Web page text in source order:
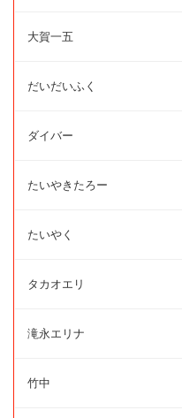
大賀一五
だいだいふく
ダイバー
たいやきたろー
たいやく
タカオエリ
滝永エリナ
竹中